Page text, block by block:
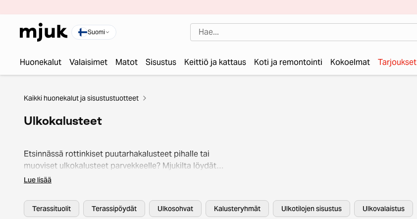
Suomi
Huonekalut Valaisimet Matot Sisustus Keittiö ja kattaus Koti ja remontointi Kokoelmat Tarjoukset
Kaikki huonekalut ja sisustustuotteet
Ulkokalusteet
Etsinnässä rottinkiset puutarhakalusteet pihalle tai
muoviset ulkokalusteet parvekkeelle? Mjukilta löydät
second hand -ulkokalusteita edullisesti ja
Osta kotiin kauniit puiset penkit tai muoviset tuolit joissa
voit nauttia kevätauringosta tai syksyn ruskasta. Luo
Lue lisää
Terassituolit Terassipöydät Ulkosohvat Kalusteryhmät Ulkotilojen sisustus Ulkovalaistus